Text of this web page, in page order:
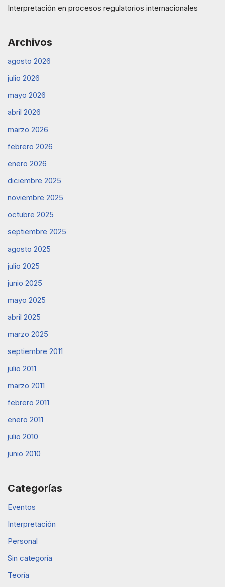
Interpretación en procesos regulatorios internacionales
Archivos
agosto 2026
julio 2026
mayo 2026
abril 2026
marzo 2026
febrero 2026
enero 2026
diciembre 2025
noviembre 2025
octubre 2025
septiembre 2025
agosto 2025
julio 2025
junio 2025
mayo 2025
abril 2025
marzo 2025
septiembre 2011
julio 2011
marzo 2011
febrero 2011
enero 2011
julio 2010
junio 2010
Categorías
Eventos
Interpretación
Personal
Sin categoría
Teoría